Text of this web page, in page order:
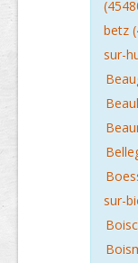
betz
sur-
sur-